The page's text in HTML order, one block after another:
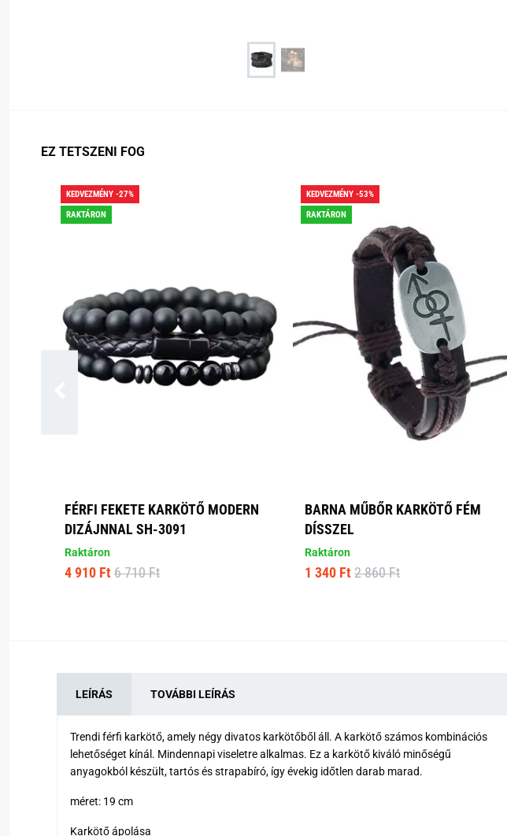
EZ TETSZENI FOG
KEDVEZMÉNY -27%
RAKTÁRON
FÉRFI FEKETE KARKÖTŐ MODERN
DIZÁJNNAL SH-3091
Raktáron
4 910 Ft 6 710 Ft
KEDVEZMÉNY -53%
RAKTÁRON
BARNA MŰBŐR KARKÖTŐ FÉM
DÍSSZEL
Raktáron
1 340 Ft 2 860 Ft
LEÍRÁS TOVÁBBI LEÍRÁS
Trendi férfi karkötő, amely négy divatos karkötőből áll. A karkötő számos kombinációs
lehetőséget kínál. Mindennapi viseletre alkalmas. Ez a karkötő kiváló minőségű
anyagokból készült, tartós és strapabíró, így évekig időtlen darab marad.
méret: 19 cm
Karkötő ápolása